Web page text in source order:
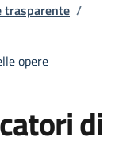
trasparente /
opere
di